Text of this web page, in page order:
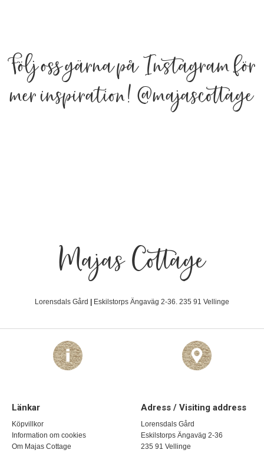
Följ oss gärna på Instagram för
mer inspiration!@majascottage
Majas Cottage
Lorensdals Gård Eskilstorps Ängaväg 2-36. 235 91 Vellinge
Länkar
Köpvillkor
Information om cookies
Om Majas Cottage
Adress / Visiting address
Lorensdals Gård
Eskilstorps Ängaväg 2-36
235 91 Vellinge